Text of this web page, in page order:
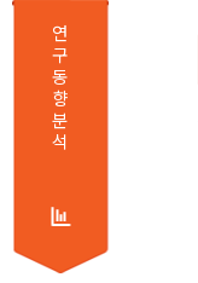
연
구
동
향
분
석